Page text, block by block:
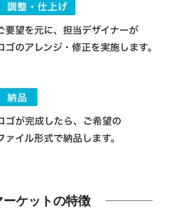
ーケットの特徴